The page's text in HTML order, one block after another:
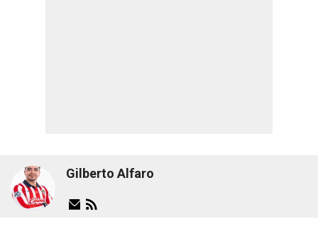
Gilberto Alfaro